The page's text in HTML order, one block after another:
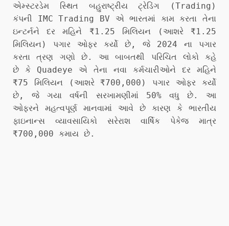
એમ્સ્ટરડેમ સ્થિત બહુરાષ્ટ્રીય ટ્રેડિંગ (Trading)
કંપની IMC Trading BV એ ​​ભારતમાં કામ કરતા તેના
ઇન્ટર્નને દર મહિને ₹1.25 મિલિયન (આશરે ₹1.25
મિલિયન) પગાર ઓફર કર્યો છે, જે 2024 ના પગાર
કરતા ત્રણ ગણો છે. આ બાબતથી પરિચિત લોકો કહે
છે કે Quadeye એ તેના નવા કર્મચારીઓને દર મહિને
₹75 મિલિયન (આશરે ₹700,000) પગાર ઓફર કર્યો
છે, જે ગયા વર્ષની સરખામણીમાં 50% વધુ છે. આ
ઓફરને મહત્વપૂર્ણ માનવામાં આવે છે કારણ કે ભારતીય
ફાઇનાન્સ વ્યાવસાયિકો સરેરાશ વાર્ષિક પેકેજ માત્ર
₹700,000 કમાય છે.